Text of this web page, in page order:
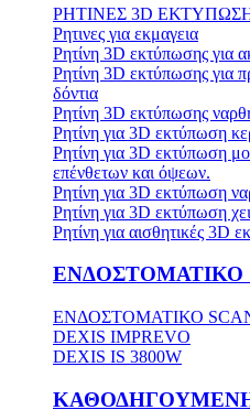
ΡΗΤΙΝΕΣ 3D
Ρητινες για εκμαγεια
Ρητίνη 3D εκτύπωσης για
Ρητίνη 3D εκτύπωσης για
δόντια
Ρητίνη 3D εκτύπωσης
Ρητίνη για 3D εκτύπωση
Ρητίνη για 3D εκτύπωση
επένθετων και όψεων.
Ρητίνη για 3D εκτύπωση
Ρητίνη για 3D εκτύπωση
Ρητίνη για αισθητικές 3D
ΕΝΔΟΣΤΟΜΑΤΙΚΟ
ΕΝΔΟΣΤΟΜΑΤΙΚΟ
DEXIS IMPREVO
DEXIS IS 3800W